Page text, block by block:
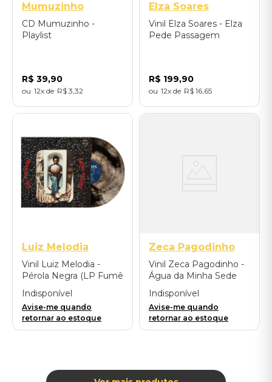
Mumuzinho
CD Mumuzinho -
Playlist
R$ 39,90
12 R$ 3 32
Elza Soares
Vinil Elza Soares - Elza
Pede Passagem
R$ 199,90
12 R$ 16 65
Luiz Melodia
Vinil Luiz Melodia -
Pérola Negra (LP Fumê
Translúcido)
Indisponível
Avise-me quando
retornar ao estoque
Zeca Pagodinho
Vinil Zeca Pagodinho -
Água da Minha Sede
(2LP Azul)
Indisponível
Avise-me quando
retornar ao estoque